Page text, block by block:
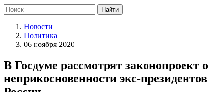
Новости
Политика
06 ноября 2020
В Госдуме рассмотрят законопроект о
неприкосновенности экс-президентов